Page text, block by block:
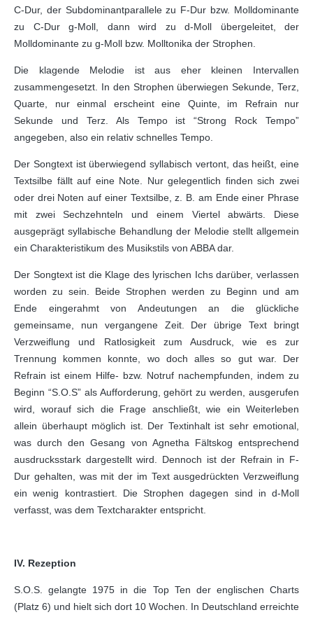
C-Dur, der Subdominantparallele zu F-Dur bzw. Molldominante
zu C-Dur g-Moll, dann wird zu d-Moll übergeleitet, der
Molldominante zu g-Moll bzw. Molltonika der Strophen.
Die klagende Melodie ist aus eher kleinen Intervallen
zusammengesetzt. In den Strophen überwiegen Sekunde, Terz,
Quarte, nur einmal erscheint eine Quinte, im Refrain nur
Sekunde und Terz. Als Tempo ist “Strong Rock Tempo”
angegeben, also ein relativ schnelles Tempo.
Der Songtext ist überwiegend syllabisch vertont, das heißt, eine
Textsilbe fällt auf eine Note. Nur gelegentlich finden sich zwei
oder drei Noten auf einer Textsilbe, z. B. am Ende einer Phrase
mit zwei Sechzehnteln und einem Viertel abwärts. Diese
ausgeprägt syllabische Behandlung der Melodie stellt allgemein
ein Charakteristikum des Musikstils von ABBA dar.
Der Songtext ist die Klage des lyrischen Ichs darüber, verlassen
worden zu sein. Beide Strophen werden zu Beginn und am
Ende eingerahmt von Andeutungen an die glückliche
gemeinsame, nun vergangene Zeit. Der übrige Text bringt
Verzweiflung und Ratlosigkeit zum Ausdruck, wie es zur
Trennung kommen konnte, wo doch alles so gut war. Der
Refrain ist einem Hilfe- bzw. Notruf nachempfunden, indem zu
Beginn “S.O.S” als Aufforderung, gehört zu werden, ausgerufen
wird, worauf sich die Frage anschließt, wie ein Weiterleben
allein überhaupt möglich ist. Der Textinhalt ist sehr emotional,
was durch den Gesang von Agnetha Fältskog entsprechend
ausdrucksstark dargestellt wird. Dennoch ist der Refrain in F-
Dur gehalten, was mit der im Text ausgedrückten Verzweiflung
ein wenig kontrastiert. Die Strophen dagegen sind in d-Moll
verfasst, was dem Textcharakter entspricht.
IV. Rezeption
S.O.S. gelangte 1975 in die Top Ten der englischen Charts
(Platz 6) und hielt sich dort 10 Wochen. In Deutschland erreichte